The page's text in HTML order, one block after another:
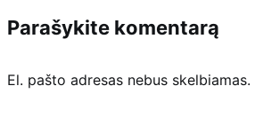
Parašykite komentarą
El. pašto adresas nebus skelbiamas.